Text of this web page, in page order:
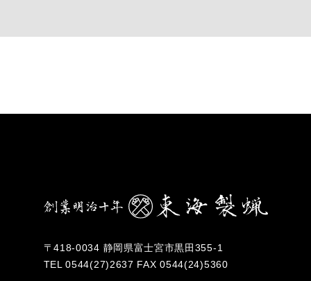
〒418-0034 静岡県富士宮市黒田355-1
TEL0544(27)2637 FAX 0544(24)5360